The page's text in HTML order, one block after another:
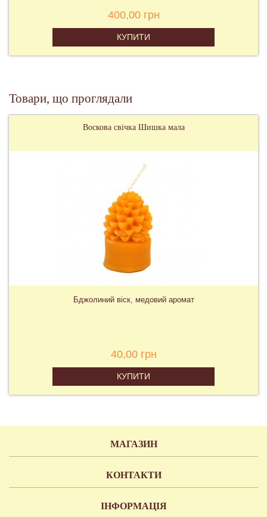
400,00 грн
КУПИТИ
Товари, що проглядали
Воскова свічка Шишка мала
Бджолиний віск, медовий аромат
40,00 грн
КУПИТИ
МАГАЗИН
КОНТАКТИ
ІНФОРМАЦІЯ